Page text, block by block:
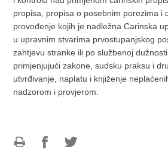
propisa, propisa o posebnim porezima i
provođenje kojih je nadležna Carinska
u upravnim stvarima prvostupanjskog
zahtjevu stranke ili po službenoj
primjenjujući zakone, sudsku praksu i
utvrđivanje, naplatu i knjiženje
nadzorom i provjerom.